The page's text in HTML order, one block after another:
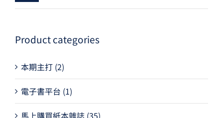
低高
Product categories
本期主打 (2)
電子書平台 (1)
馬上購買紙本雜誌 (35)